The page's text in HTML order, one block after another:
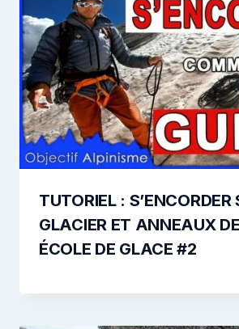
TUTORIEL : S’ENCORDER
GLACIER ET ANNEAUX
ÉCOLE DE GLACE #2